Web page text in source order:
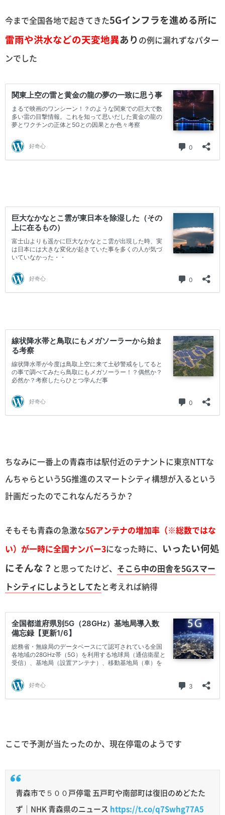
今まで全国各地で起きてきた5Gインフラを進める所に
雷雨や洪水などの天変地異ありの例に漏れずなパター
ンでした
ちなみに一番上の青森市は駅付近のテナントに東京NTTな
んちゃらという5G推進のスマートシティ構想が入るという
計画だったのでこれなんだろうか？
そもそも青森の急激な5Gアンテナの増加率（※総数ではな
い）が一時に全国ナンバー3になった時に、 いったい何処
にそんな？ と思ってたけど、 そこら中の田舎を5Gスマー
トシティにしようとしてたと考えれば納得
ここで予測が当たったのか、現在停電のようです
青森市で５００戸停電 五戸町や南部町は復旧のめどたた
ず｜NHK 青森県のニュース https://t.co/q7Swhg77A5